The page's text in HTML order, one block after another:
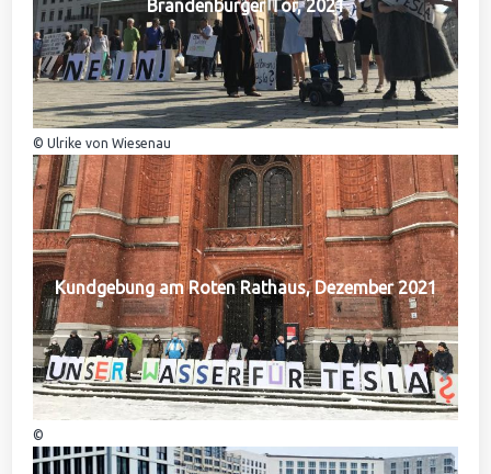
Brandenburger Tor, 2021
© Ulrike von Wiesenau
Kundgebung am Roten Rathaus, Dezember 2021
©